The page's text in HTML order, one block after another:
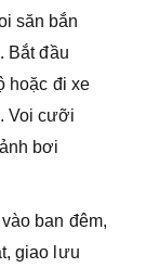
săn bắn
Bắt đầu
hoặc đi xe
Voi cưỡi
bơi
ban đêm,
giao lưu